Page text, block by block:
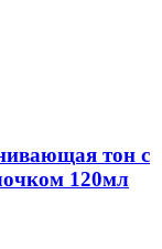
тон с
120мл